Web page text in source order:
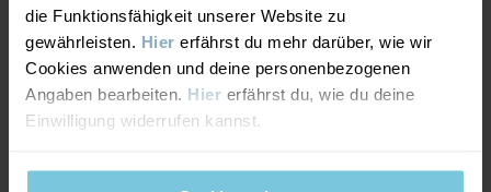
die Funktionsfähigkeit unserer Website zu
gewährleisten. Hier erfährst du mehr darüber, wie wir
Cookies anwenden und deine personenbezogenen
Angaben bearbeiten. Hier erfährst du, wie du deine
Einwilligung widerrufen kannst.
WASCHEN
Wollwaschgang 30 °C
Bleichen nicht erlaubt
Nicht im Trommeltrockner trocknen
Lieferung
Wir liefern versandkostenfrei ab 69€. Die Lieferzeit beträgt 3–5
Werktagen. Je nachdem, an welche Postleitzahl die Lieferung
erfolgen soll, werden an der Kasse die verfügbaren
DAS KÖNNTE DIR AUCH GEFALLEN
PO.P WEATHER PRO®